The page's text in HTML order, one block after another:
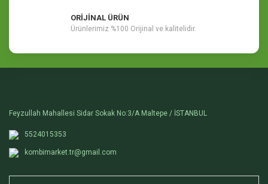
ORİJİNAL ÜRÜN
Ürünlerimiz %100 Orijinal ve kalitelidir.
Feyzullah Mahallesi Sidar Sokak No:3/A Maltepe / İSTANBUL
5524015353
kombimarket.tr@gmail.com